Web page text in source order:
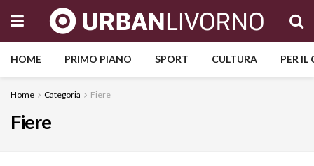
HOME PRIMO PIANO SPORT CULTURA PER
Home Categoria Fiere
Fiere